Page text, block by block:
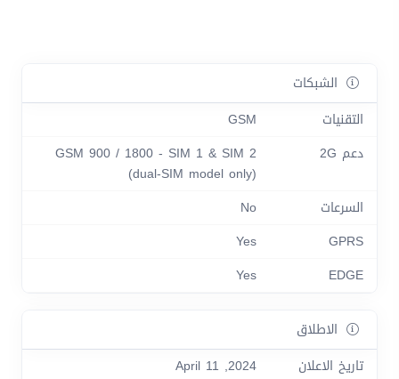
الشبكات
التقنيات
GSM
دعم 2G
GSM 900 / 1800 - SIM 1 & SIM 2
(dual-SIM model only)
السرعات
No
GPRS
Yes
EDGE
Yes
الاطلاق
تاريخ الاعلان
2024, April 11